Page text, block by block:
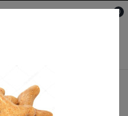
0
À Table